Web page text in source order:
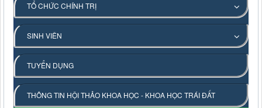
TỔ CHỨC CHÍNH TRỊ
SINH VIÊN
TUYỂN DỤNG
THÔNG TIN HỘI THẢO KHOA HỌC - KHOA HỌC TRÁI ĐẤT